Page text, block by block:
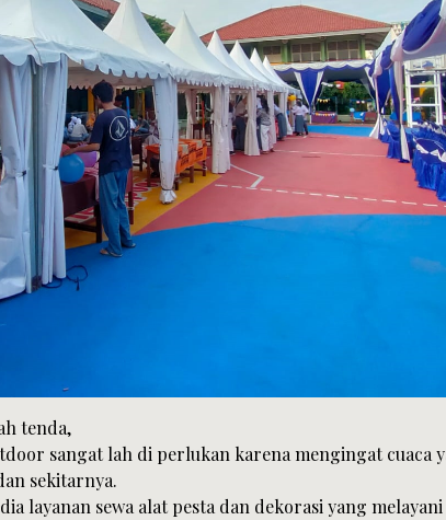
tenda,
sangat lah di perlukan karena mengingat cuaca
sekitarnya.
layanan sewa alat pesta dan dekorasi yang